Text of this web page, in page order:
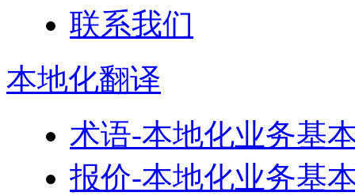
联系我们
本地化翻译
术语-本地化业务基
报价-本地化业务基